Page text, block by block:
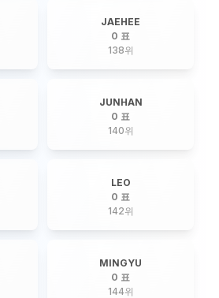
JAEHEE
0 표
138위
JUNHAN
0 표
140위
LEO
0 표
142위
MINGYU
0 표
144위